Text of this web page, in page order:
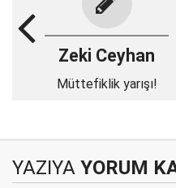
Zeki Ceyhan
Müttefiklik yarışı!
YAZIYA YORUM